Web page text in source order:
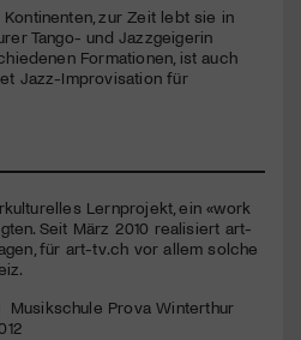
zur Zeit lebt sie in
Tango- und Jazzgeigerin
Formationen, ist auch
Jazz-Improvisation für
Lernprojekt, ein «work
Seit März 2010 realisiert art-
für art-tv.ch vor allem solche
Musikschule Prova Winterthur
du kostenlosen Zugang zu